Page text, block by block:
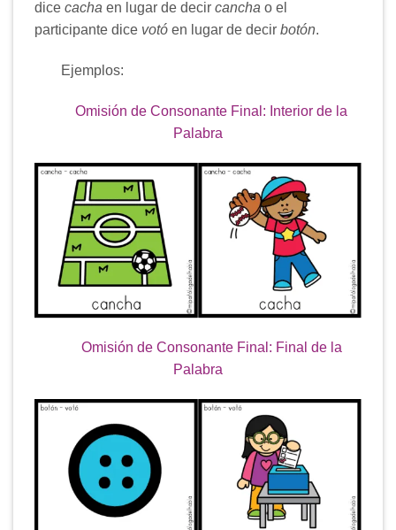
dice cacha en lugar de decir cancha o el
participante dice votó en lugar de decir botón.
Ejemplos:
Omisión de Consonante Final: Interior de la
Palabra
Omisión de Consonante Final: Final de la
Palabra